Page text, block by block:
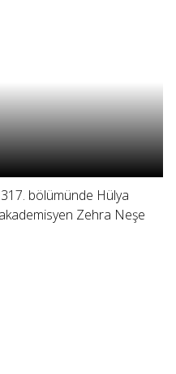
bölümünde Hülya
Zehra Neşe